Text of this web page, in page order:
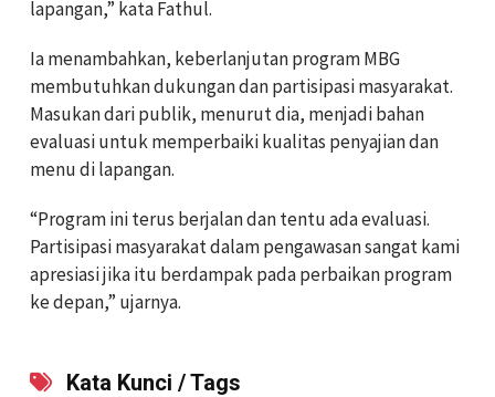
lapangan,” kata Fathul.
Ia menambahkan, keberlanjutan program MBG
membutuhkan dukungan dan partisipasi masyarakat.
Masukan dari publik, menurut dia, menjadi bahan
evaluasi untuk memperbaiki kualitas penyajian dan
menu di lapangan.
“Program ini terus berjalan dan tentu ada evaluasi.
Partisipasi masyarakat dalam pengawasan sangat kami
apresiasi jika itu berdampak pada perbaikan program
ke depan,” ujarnya.
Kata Kunci / Tags